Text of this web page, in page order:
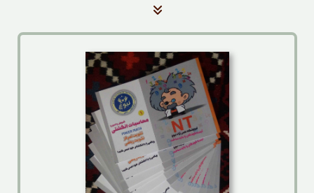
کتاب‌ها
آرشیو بلندخوانی کتاب
آرشیو اخبار
تماس با ما